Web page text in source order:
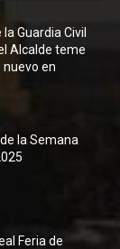
Guardia Civil
Alcalde teme
en
la Semana
Feria de